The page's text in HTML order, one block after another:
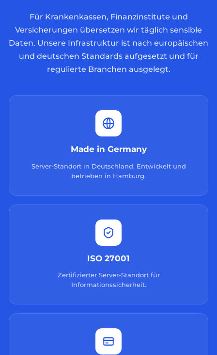
Für Krankenkassen, Finanzinstitute und
Versicherungen übersetzen wir täglich sensible
Daten. Unsere Infrastruktur ist nach europäischen
und deutschen Standards aufgesetzt und für
regulierte Branchen ausgelegt.
Made in Germany
Server-Standort in Deutschland. Entwickelt und
betrieben in Hamburg.
ISO 27001
Zertifizierter Server-Standort für
Informationssicherheit.